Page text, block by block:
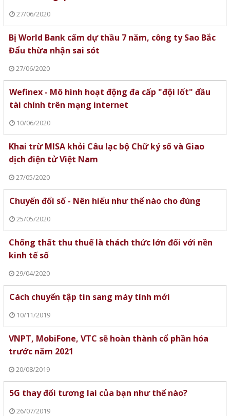
27/06/2020
Bị World Bank cấm dự thầu 7 năm, công ty Sao Bắc
Đẩu thừa nhận sai sót
27/06/2020
Wefinex - Mô hình hoạt động đa cấp "đội lốt" đầu
tài chính trên mạng internet
10/06/2020
Khai trừ MISA khỏi Câu lạc bộ Chữ ký số và Giao
dịch điện tử Việt Nam
27/05/2020
Chuyển đổi số - Nên hiểu như thế nào cho đúng
25/05/2020
Chống thất thu thuế là thách thức lớn đối với nền
kinh tế số
29/04/2020
Cách chuyển tập tin sang máy tính mới
10/11/2019
VNPT, MobiFone, VTC sẽ hoàn thành cổ phần hóa
trước năm 2021
20/08/2019
5G thay đổi tương lai của bạn như thế nào?
26/07/2019